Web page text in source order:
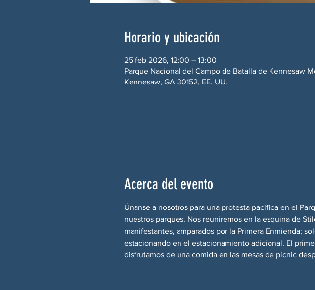
Horario y ubicación
25 feb 2026, 12:00 – 13:00
Parque Nacional del Campo de Batalla de Kennesaw
Kennesaw, GA 30152, EE. UU.
Acerca del evento
Únanse a nosotros para una protesta pacífica en el
nuestros parques. Nos reuniremos en la esquina de
manifestantes, amparados por la Primera Enmienda;
estacionando en el estacionamiento adicional. El
disfrutamos de una comida en las mesas de picnic